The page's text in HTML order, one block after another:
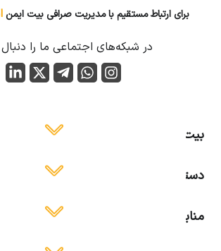
برای ارتباط مستقیم با مدیریت صرافی بیت ایمن
در شبکه‌های اجتماعی ما را
بیت ایمن
دسترسی آسان
منابع آموزشی